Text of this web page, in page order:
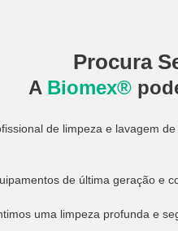
Procura
A Biomex®
de limpeza e lavagem
de última geração e
uma limpeza profunda e